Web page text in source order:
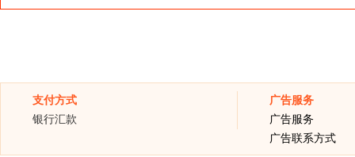
支付方式
银行汇款
广告服务
广告服务
广告联系方式